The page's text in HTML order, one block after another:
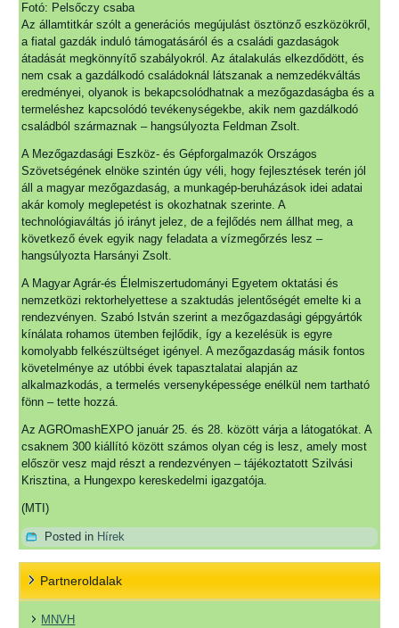
Fotó: Pelsőczy csaba
Az államtitkár szólt a generációs megújulást ösztönző eszközökről,
a fiatal gazdák induló támogatásáról és a családi gazdaságok
átadását megkönnyítő szabályokról. Az átalakulás elkezdődött, és
nem csak a gazdálkodó családoknál látszanak a nemzedékváltás
eredményei, olyanok is bekapcsolódhatnak a mezőgazdaságba és a
termeléshez kapcsolódó tevékenységekbe, akik nem gazdálkodó
családból származnak – hangsúlyozta Feldman Zsolt.
A Mezőgazdasági Eszköz- és Gépforgalmazók Országos
Szövetségének elnöke szintén úgy véli, hogy fejlesztések terén jól
áll a magyar mezőgazdaság, a munkagép-beruházások idei adatai
akár komoly meglepetést is okozhatnak szerinte. A
technológiaváltás jó irányt jelez, de a fejlődés nem állhat meg, a
következő évek egyik nagy feladata a vízmegőrzés lesz –
hangsúlyozta Harsányi Zsolt.
A Magyar Agrár-és Élelmiszertudományi Egyetem oktatási és
nemzetközi rektorhelyettese a szaktudás jelentőségét emelte ki a
rendezvényen. Szabó István szerint a mezőgazdasági gépgyártók
kínálata rohamos ütemben fejlődik, így a kezelésük is egyre
komolyabb felkészültséget igényel. A mezőgazdaság másik fontos
követelménye az utóbbi évek tapasztalatai alapján az
alkalmazkodás, a termelés versenyképessége enélkül nem tartható
fönn – tette hozzá.
Az AGROmashEXPO január 25. és 28. között várja a látogatókat. A
csaknem 300 kiállító között számos olyan cég is lesz, amely most
először vesz majd részt a rendezvényen – tájékoztatott Szilvási
Krisztina, a Hungexpo kereskedelmi igazgatója.
(MTI)
Posted in Hírek
Partneroldalak
MNVH